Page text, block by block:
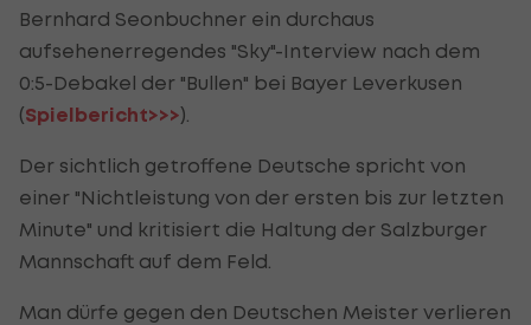
Bernhard Seonbuchner ein durchaus
aufsehenerregendes "Sky"-Interview nach dem
0:5-Debakel der "Bullen" bei Bayer Leverkusen
(Spielbericht>>>).
Der sichtlich getroffene Deutsche spricht von
einer "Nichtleistung von der ersten bis zur letzten
Minute" und kritisiert die Haltung der Salzburger
Mannschaft auf dem Feld.
Man dürfe gegen den Deutschen Meister verlieren